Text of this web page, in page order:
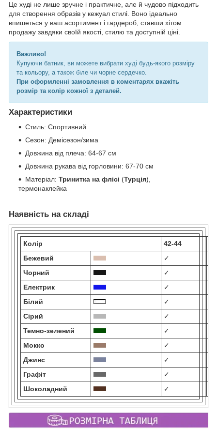
Це худі не лише зручне і практичне, але й чудово підходить
для створення образів у кежуал стилі. Воно ідеально
впишеться у ваш асортимент і гардероб, ставши хітом
продажу завдяки своїй якості, стилю та доступній ціні.
Важливо!
Купуючи батник, ви можете вибрати худі будь-якого розміру
та кольору, а також біле чи чорне сердечко.
При оформленні замовлення в коментарях вкажіть
розмір та колір кожної з деталей.
Характеристики
Стиль: Спортивний
Сезон: Демісезон/зима
Довжина від плеча: 64-67 см
Довжина рукава від горловини: 67-70 см
Матеріал: Тринитка на флісі (Турція),
термонаклейка
Наявність на складі
Колір 42-44
Бежевий
✓
Чорний
✓
Електрик
✓
Білий
✓
Сірий
✓
Темно-зелений
✓
Мокко
✓
Джинс
✓
Графіт
✓
Шоколадний
✓